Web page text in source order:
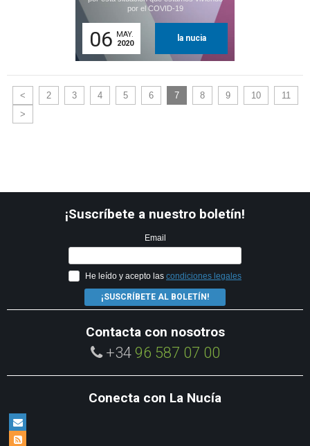
por el COVID-19
06 MAY.
2020
la nucia
< 2 3 4 5 6 7 8 9 10
11
>
¡Suscríbete a nuestro boletín!
Email
He leído y acepto las condiciones legales
¡SUSCRÍBETE AL BOLETÍN!
Contacta con nosotros
+34 96 587 07 00
Conecta con La Nucía